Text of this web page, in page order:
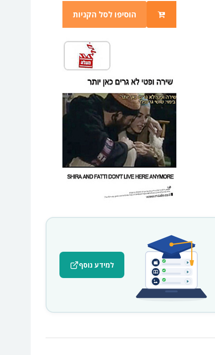
הוסיפו לסל הקניות
למידע נוסף